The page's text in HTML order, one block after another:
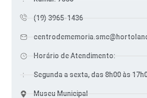
(19) 3965-1436
Horário de Atendimento:
Segunda a sexta, das 8h00 às
Museu Municipal